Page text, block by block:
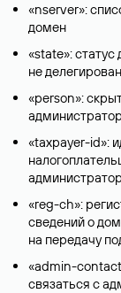
«nserver»:
домен
«state»:
не
«person»:
«taxpayer-id»:
«reg-ch»:
сведений о
на передачу
«admin-
связаться с